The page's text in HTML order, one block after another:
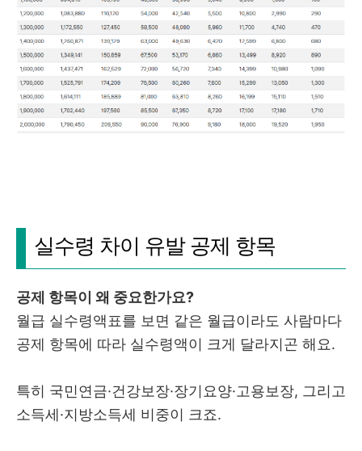
실수령 차이 유발 공제 항목
공제 항목이 왜 중요한가요?
월급 실수령액표를 보면 같은 월급이라도 사람마다
공제 항목에 따라 실수령액이 크게 달라지곤 해요.
특히 국민연금·건강보장·장기요양·고용보장, 그리고
소득세·지방소득세 비중이 크죠.